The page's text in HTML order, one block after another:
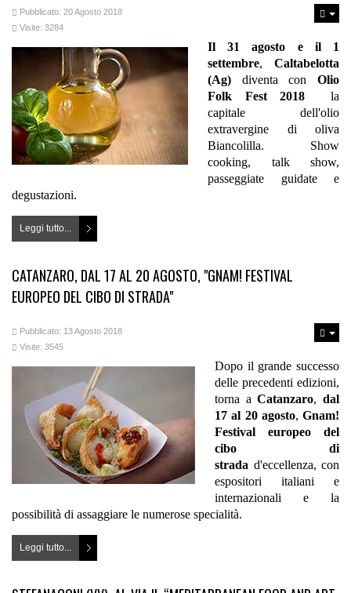
Pubblicato: 20 Agosto 2018
Visite: 3284
Il 31 agosto e il 1
settembre, Caltabelotta
(Ag) diventa con Olio
Folk Fest 2018 la
capitale dell'olio
extravergine di oliva
Biancolilla. Show
cooking, talk show,
passeggiate guidate e
degustazioni.
Leggi tutto...
CATANZARO, DAL 17 AL 20 AGOSTO, "GNAM! FESTIVAL
EUROPEO DEL CIBO DI STRADA"
Pubblicato: 13 Agosto 2018
Visite: 3545
Dopo il grande successo
delle precedenti edizioni,
torna aCatanzaro,dal
17 al 20 agosto, Gnam!
Festival europeo del
cibo di
strada d'eccellenza, con
espositori italiani e
internazionali e la
possibilità di assaggiare le numerose specialità.
Leggi tutto...